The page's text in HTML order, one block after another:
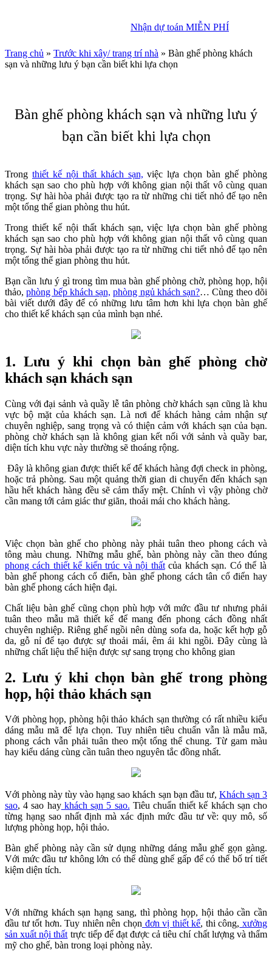
Nhận dự toán MIỄN PHÍ
Trang chủ » Trước khi xây/ trang trí nhà » Bàn ghế phòng khách
sạn và những lưu ý bạn cần biết khi lựa chọn
Bàn ghế phòng khách sạn và những lưu ý
bạn cần biết khi lựa chọn
Trong thiết kế nội thất khách sạn, việc lựa chọn bàn ghế phòng
khách sạn sao cho phù hợp với không gian nội thất vô cùng quan
trọng. Sự hài hòa phải được tạo ra từ những chi tiết nhỏ để tạo nên
một tổng thể gian phòng thu hút.
Trong thiết kế nội thất khách sạn, việc lựa chọn bàn ghế phòng
khách sạn sao cho phù hợp với không gian nội thất vô cùng quan
trọng. Sự hài hòa phải được tạo ra từ những chi tiết nhỏ để tạo nên
một tổng thể gian phòng thu hút.
Bạn cần lưu ý gì trong tìm mua bàn ghế phòng chờ, phòng họp, hội
thảo,phòng bếp khách sạn, phòng ngủ khách sạn?… Cùng theo dõi
bài viết dưới đây để có những lưu tâm hơn khi lựa chọn bàn ghế
cho thiết kế khách sạn của mình bạn nhé.
1. Lưu ý khi chọn bàn ghế phòng chờ
khách sạn khách sạn
Cùng với đại sảnh và quầy lễ tân phòng chờ khách sạn cũng là khu
vực bộ mặt của khách sạn. Là nơi để khách hàng cảm nhận sự
chuyên nghiệp, sang trọng và có thiện cảm với khách sạn của bạn.
phòng chờ khách sạn là không gian kết nối với sảnh và quầy bar,
diện tích khu vực này thường sẽ thoáng rộng.
Đây là không gian được thiết kế để khách hàng đợi check in phòng,
hoặc trả phòng. Sau một quảng thời gian di chuyển đến khách sạn
hầu hết khách hàng đều sẽ cảm thấy mệt. Chính vì vậy phòng chờ
cần mang tới cảm giác thư giãn, thoải mái cho khách hàng.
Việc chọn bàn ghế cho phòng này phải tuân theo phong cách và
tông màu chung. Những mẫu ghế, bàn phòng này cần theo đúng
phong cách thiết kế kiến trúc và nội thấtcủa khách sạn. Có thể là
bàn ghế phong cách cổ điển, bàn ghế phong cách tân cổ điển hay
bàn ghế phong cách hiện đại.
Chất liệu bàn ghế cũng chọn phù hợp với mức đầu tư nhưng phải
tuân theo mẫu mã thiết kế để mang đến phong cách đồng nhất
chuyên nghiệp. Riêng ghế ngồi nên dùng sofa da, hoặc kết hợp gỗ
da, gỗ nỉ để tạo được sự thoải mái, êm ái khi ngồi. Đây cùng là
những chất liệu thể hiện được sự sang trọng cho không gian
2. Lưu ý khi chọn bàn ghế trong phòng
họp, hội thảo khách sạn
Với phòng họp, phòng hội thảo khách sạn thường có rất nhiều kiểu
dáng mẫu mã để lựa chọn. Tuy nhiên tiêu chuẩn vẫn là mẫu mã,
phong cách vẫn phải tuân theo một tổng thể chung. Từ gam màu
hay kiểu dáng cùng cần tuân theo nguyên tắc đồng nhất.
Với phòng này tùy vào hạng sao khách sạn bạn đầu tư, Khách sạn 3
sao, 4 sao haykhách sạn 5 sao. Tiêu chuẩn thiết kế khách sạn cho
từng hạng sao nhất định mà xác định mức đầu tư về: quy mô, số
lượng phòng họp, hội thảo.
Bàn ghế phòng này cần sử dụng những dáng mẫu ghế gọn gàng.
Với mức đầu tư không lớn có thể dùng ghế gấp để có thể bố trí tiết
kiệm diện tích.
Với những khách sạn hạng sang, thì phòng họp, hội thảo cần cần
đầu tư tốt hơn. Tuy nhiên nên chọn đơn vị thiết kế, thi công, xưởng
sản xuất nội thấttrực tiếp để đạt được cả tiêu chí chất lượng và thẩm
mỹ cho ghế, bàn trong loại phòng này.